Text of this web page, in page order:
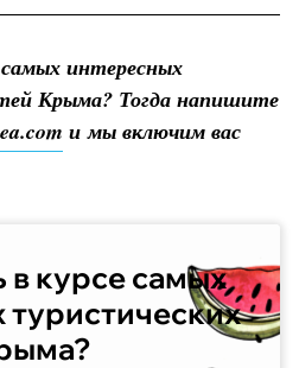
интересных
Крыма? Тогда напишите
и мы включим вас
в курсе самых